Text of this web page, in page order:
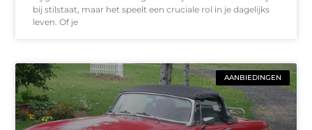
bij stilstaat, maar het speelt een cruciale rol in je dagelijks
leven. Of je
AANBIEDINGEN